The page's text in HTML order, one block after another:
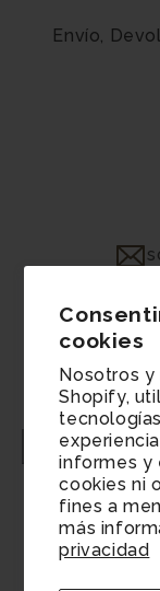
cookies
Nosotros y
Shopify,
informes y
cookies ni
fines a
más
privacidad
Envío,
Facebook